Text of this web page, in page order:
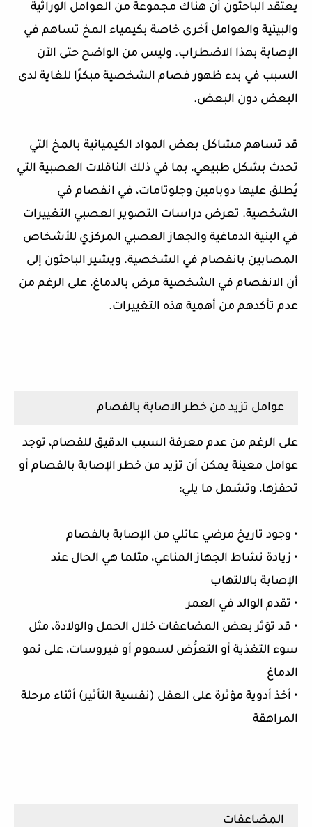
يعتقد الباحثون أن هناك مجموعة من العوامل الوراثية
والبيئية والعوامل أخرى خاصة بكيمياء المخ تساهم في
الإصابة بهذا الاضطراب. وليس من الواضح حتى الآن
السبب في بدء ظهور فصام الشخصية مبكرًا للغاية لدى
البعض دون البعض.
قد تساهم مشاكل بعض المواد الكيميائية بالمخ التي
تحدث بشكل طبيعي، بما في ذلك الناقلات العصبية التي
يُطلق عليها دوبامين وجلوتامات، في انفصام في
الشخصية. تعرض دراسات التصوير العصبي التغييرات
في البنية الدماغية والجهاز العصبي المركزي للأشخاص
المصابين بانفصام في الشخصية. ويشير الباحثون إلى
أن الانفصام في الشخصية مرض بالدماغ، على الرغم من
عدم تأكدهم من أهمية هذه التغييرات.
عوامل تزيد من خطر الاصابة بالفصام
على الرغم من عدم معرفة السبب الدقيق للفصام، توجد
عوامل معينة يمكن أن تزيد من خطر الإصابة بالفصام أو
تحفزها، وتشمل ما يلي:
• وجود تاريخ مرضي عائلي من الإصابة بالفصام
• زيادة نشاط الجهاز المناعي، مثلما هي الحال عند
الإصابة بالالتهاب
• تقدم الوالد في العمر
• قد تؤثر بعض المضاعفات خلال الحمل والولادة، مثل
سوء التغذية أو التعرُّض لسموم أو فيروسات، على نمو
الدماغ
• أخذ أدوية مؤثرة على العقل (نفسية التأثير) أثناء مرحلة
المراهقة
المضاعفات